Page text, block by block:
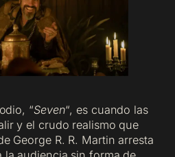
“Seven“, es cuando las
y el crudo realismo que
George R. R. Martin arresta